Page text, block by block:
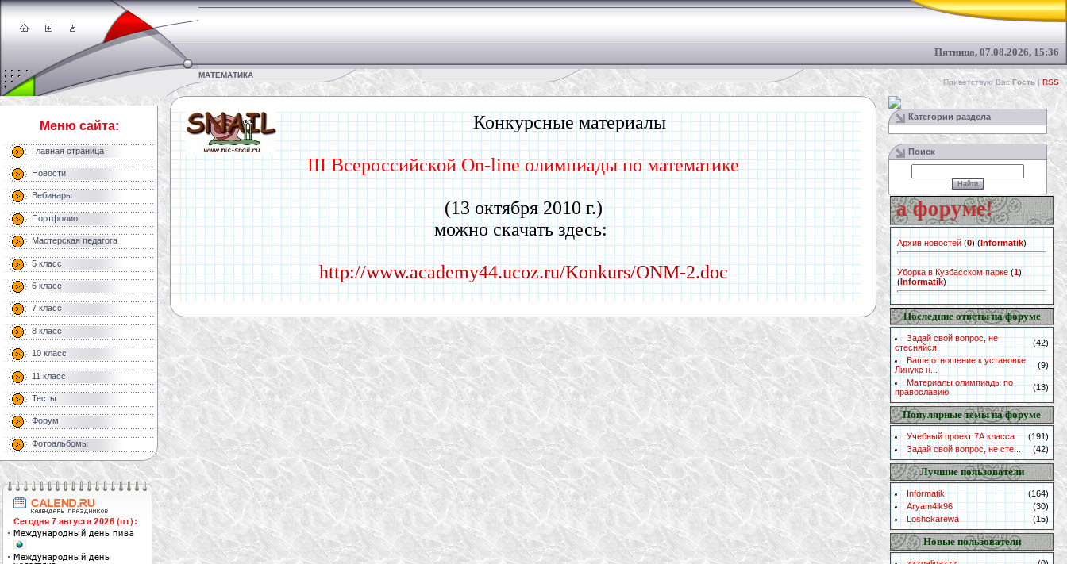
Пятница, 07.08.2026, 15:36
МАТЕМАТИКА
Приветствую Вас Гость|RSS
Меню сайта:
Главная страница
Новости
Вебинары
Портфолио
Мастерская педагога
5 класс
6 класс
7 класс
8 класс
10 класс
11 класс
Тесты
Форум
Фотоальбомы
Конкурсные материалы
III Всероссийской On-line олимпиады по математике
(13 октября 2010 г.)
можно скачать здесь:
http://www.academy44.ucoz.ru/Konkurs/ONM-2.doc
Категории раздела
Поиск
Задай свой вопрос на форуме!
Архив новостей (0) (Informatik)
Уборка в Кузбасском парке (1)
(Informatik)
Последние ответы на форуме
Задай свой вопрос, не
стесняйся!
(42)
Ваше отношение к установке
Линукс н...
(9)
Материалы олимпиады по
православию
(13)
Популярные темы на форуме
Учебный проект 7А класса
(191)
Задай свой вопрос, не сте...
(42)
Лучшие пользователи
Informatik
(164)
Aryam4ik96
(30)
Loshckarewa
(15)
Новые пользователи